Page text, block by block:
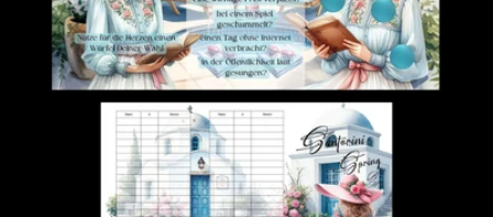
Sie das Medium 0 im Modalformat